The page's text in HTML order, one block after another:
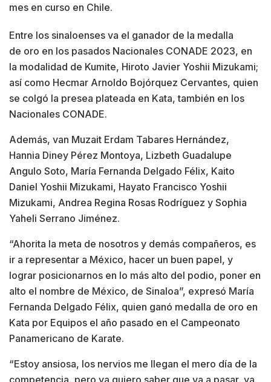
mes en curso en Chile.
Entre los sinaloenses va el ganador de la medalla
de oro en los pasados Nacionales CONADE 2023, en
la modalidad de Kumite, Hiroto Javier Yoshii Mizukami;
así como Hecmar Arnoldo Bojórquez Cervantes, quien
se colgó la presea plateada en Kata, también en los
Nacionales CONADE.
Además, van Muzait Erdam Tabares Hernández,
Hannia Diney Pérez Montoya, Lizbeth Guadalupe
Angulo Soto, María Fernanda Delgado Félix, Kaito
Daniel Yoshii Mizukami, Hayato Francisco Yoshii
Mizukami, Andrea Regina Rosas Rodríguez y Sophia
Yaheli Serrano Jiménez.
“Ahorita la meta de nosotros y demás compañeros, es
ir a representar a México, hacer un buen papel, y
lograr posicionarnos en lo más alto del podio, poner en
alto el nombre de México, de Sinaloa”, expresó María
Fernanda Delgado Félix, quien ganó medalla de oro en
Kata por Equipos el año pasado en el Campeonato
Panamericano de Karate.
“Estoy ansiosa, los nervios me llegan el mero día de la
competencia, pero ya quiero saber que va a pasar, ya